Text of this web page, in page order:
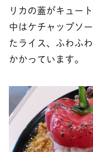
リカの蓋がキュート
中はケチャップソ
たライス、ふわふ
かかっています。